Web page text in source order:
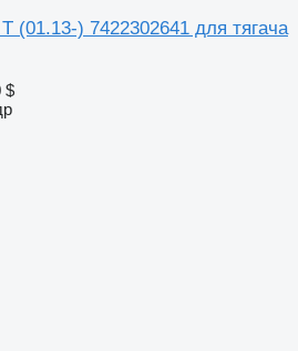
(01.13-) 7422302641 для тягача
$